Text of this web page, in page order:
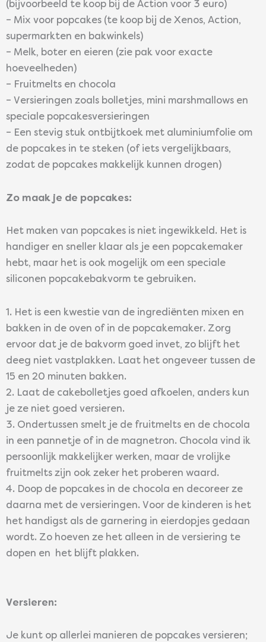
(bijvoorbeeld te koop bij de Action voor 3 euro)
– Mix voor popcakes (te koop bij de Xenos, Action,
supermarkten en bakwinkels)
– Melk, boter en eieren (zie pak voor exacte
hoeveelheden)
– Fruitmelts en chocola
– Versieringen zoals bolletjes, mini marshmallows en
speciale popcakesversieringen
– Een stevig stuk ontbijtkoek met aluminiumfolie om
de popcakes in te steken (of iets vergelijkbaars,
zodat de popcakes makkelijk kunnen drogen)
Zo maak je de popcakes:
Het maken van popcakes is niet ingewikkeld. Het is
handiger en sneller klaar als je een popcakemaker
hebt, maar het is ook mogelijk om een speciale
siliconen popcakebakvorm te gebruiken.
1. Het is een kwestie van de ingrediënten mixen en
bakken in de oven of in de popcakemaker. Zorg
ervoor dat je de bakvorm goed invet, zo blijft het
deeg niet vastplakken. Laat het ongeveer tussen de
15 en 20 minuten bakken.
2. Laat de cakebolletjes goed afkoelen, anders kun
je ze niet goed versieren.
3. Ondertussen smelt je de fruitmelts en de chocola
in een pannetje of in de magnetron. Chocola vind ik
persoonlijk makkelijker werken, maar de vrolijke
fruitmelts zijn ook zeker het proberen waard.
4. Doop de popcakes in de chocola en decoreer ze
daarna met de versieringen. Voor de kinderen is het
het handigst als de garnering in eierdopjes gedaan
wordt. Zo hoeven ze het alleen in de versiering te
dopen en het blijft plakken.
Versieren:
Je kunt op allerlei manieren de popcakes versieren;